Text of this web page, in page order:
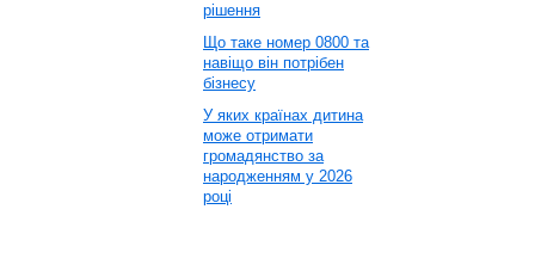
рішення
Що таке номер 0800 та
навіщо він потрібен
бізнесу
У яких країнах дитина
може отримати
громадянство за
народженням у 2026
році